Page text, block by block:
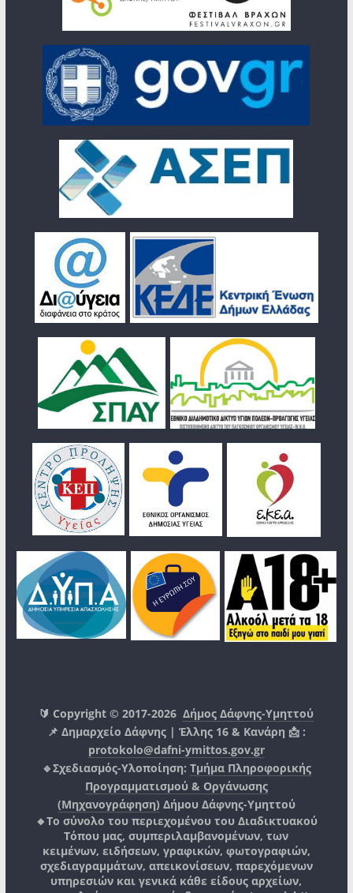
🔰 Copyright © 2017-2026Δήμος Δάφνης-Υμηττού
📌 Δημαρχείο Δάφνης | Έλλης 16 & Κανάρη 📩 :
protokolo@dafni-ymittos.gov.gr
🔹Σχεδιασμός-Υλοποίηση: Τμήμα Πληροφορικής
Προγραμματισμού & Οργάνωσης
(Μηχανογράφηση) Δήμου Δάφνης-Υμηττού
🔸Το σύνολο του περιεχομένου του Διαδικτυακού
Τόπου μας, συμπεριλαμβανομένων, των
κειμένων, ειδήσεων, γραφικών, φωτογραφιών,
σχεδιαγραμμάτων, απεικονίσεων, παρεχόμενων
υπηρεσιών και γενικά κάθε είδους αρχείων,